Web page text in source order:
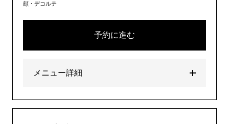
顔・デコルテ
予約に進む
メニュー詳細